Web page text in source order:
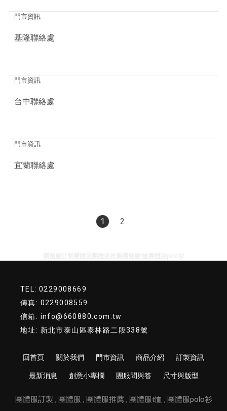
門市資訊
基隆聯絡處
門市資訊
台中聯絡處
門市資訊
宜蘭聯絡處
1 2
TEL: 0229008669
傳真: 0229008559
信箱: info@660880.com.tw
地址: 新北市泰山區泰林路二段338號
回首頁 關於我們 門市資訊 商品介紹 訂製資訊
最新消息 創意小專欄 團服問與答 尺寸與版型
團體服訂製 團體服 團體服推薦 團體服t恤 團體服polo衫